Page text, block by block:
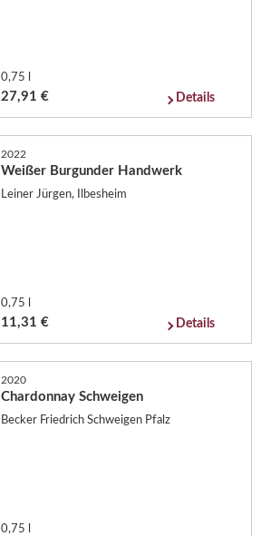
0,75 l
27,91 € Details
2022
Weißer Burgunder Handwerk
Leiner Jürgen, Ilbesheim
0,75 l
11,31 € Details
2020
Chardonnay Schweigen
Becker Friedrich Schweigen Pfalz
0,75 l